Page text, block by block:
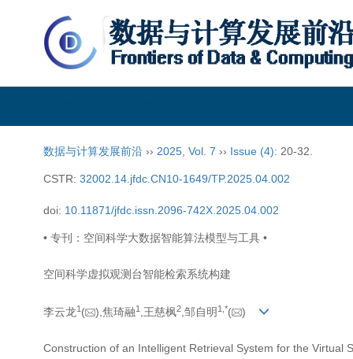
数据与计算发展前沿 ›› 2025 Vol. 7 ›› Issue (4): 20-32.
CSTR: 32002.14.jfdc.CN10-1649/TP.2025.04.002
doi: 10.11871/jfdc.issn.2096-742X.2025.04.002
• 专刊：空间科学大数据智能算法模型与工具 •
空间科学虚拟观测台智能检索系统构建
李云龙1 ( ),焦琦融1 ,王慈枫2 ,邹自明 1, *( )
Construction of an Intelligent Retrieval System for the Virtual